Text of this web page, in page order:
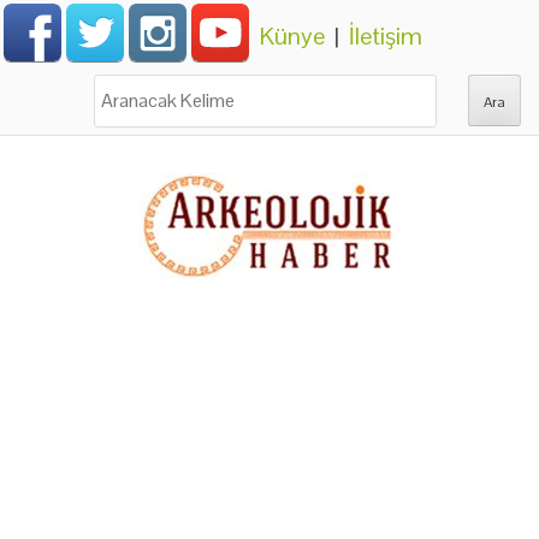
Künye | İletişim